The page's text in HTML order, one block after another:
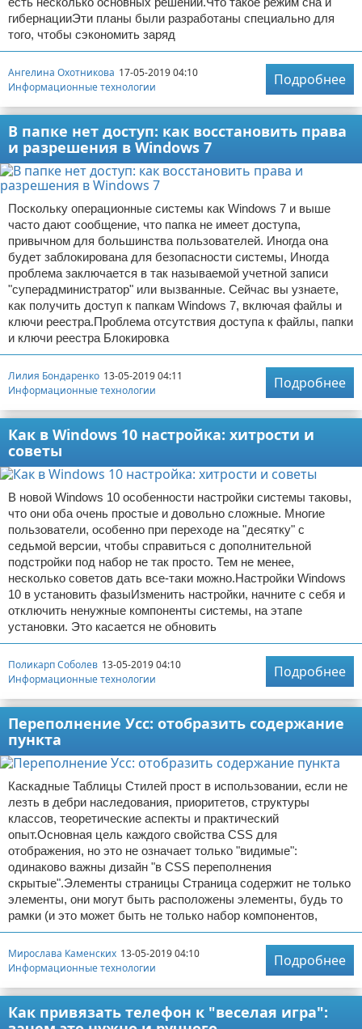
гибернацииЭти планы были разработаны специально для
того, чтобы сэкономить заряд
Ангелина Охотникова 17-05-2019 04:10
Информационные технологии
Подробнее
В папке нет доступ: как восстановить права
и разрешения в Windows 7
Поскольку операционные системы как Windows 7 и выше
часто дают сообщение, что папка не имеет доступа,
привычном для большинства пользователей. Иногда она
будет заблокирована для безопасности системы, Иногда
проблема заключается в так называемой учетной записи
"суперадминистратор" или вызванные. Сейчас вы узнаете,
как получить доступ к папкам Windows 7, включая файлы и
ключи реестра.Проблема отсутствия доступа к файлы, папки
и ключи реестра Блокировка
Лилия Бондаренко 13-05-2019 04:11
Информационные технологии
Подробнее
Как в Windows 10 настройка: хитрости и
советы
В новой Windows 10 особенности настройки системы таковы,
что они оба очень простые и довольно сложные. Многие
пользователи, особенно при переходе на "десятку" с
седьмой версии, чтобы справиться с дополнительной
подстройки под набор не так просто. Тем не менее,
несколько советов дать все-таки можно.Настройки Windows
10 в установить фазыИзменить настройки, начните с себя и
отключить ненужные компоненты системы, на этапе
установки. Это касается не обновить
Поликарп Соболев 13-05-2019 04:10
Информационные технологии
Подробнее
Переполнение Усс: отобразить содержание
пункта
Каскадные Таблицы Стилей прост в использовании, если не
лезть в дебри наследования, приоритетов, структуры
классов, теоретические аспекты и практический
опыт.Основная цель каждого свойства CSS для
отображения, но это не означает только "видимые":
одинаково важны дизайн "в CSS переполнения
скрытые".Элементы страницы Страница содержит не только
элементы, они могут быть расположены элементы, будь то
рамки (и это может быть не только набор компонентов,
Мирослава Каменских 13-05-2019 04:10
Информационные технологии
Подробнее
Как привязать телефон к "веселая игра":